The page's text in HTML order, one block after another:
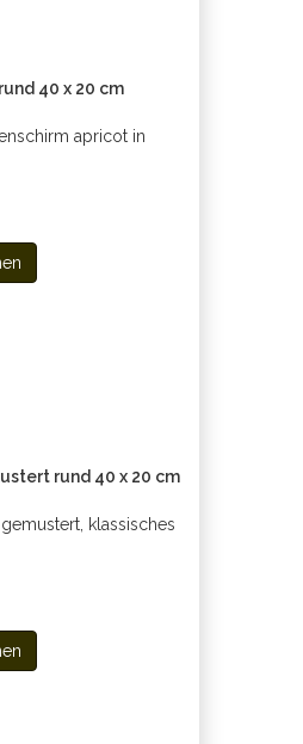
40 x 20 cm
apricot in
rund 40 x 20 cm
klassisches